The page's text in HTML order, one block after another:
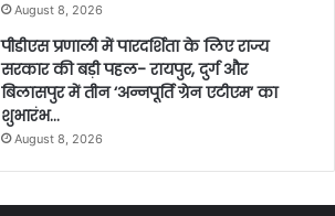
August 8, 2026
पीडीएस प्रणाली में पारदर्शिता के लिए राज्य
सरकार की बड़ी पहल- रायपुर, दुर्ग और
बिलासपुर में तीन ‘अन्नपूर्ति ग्रेन एटीएम‘ का
शुभारंभ…
August 8, 2026